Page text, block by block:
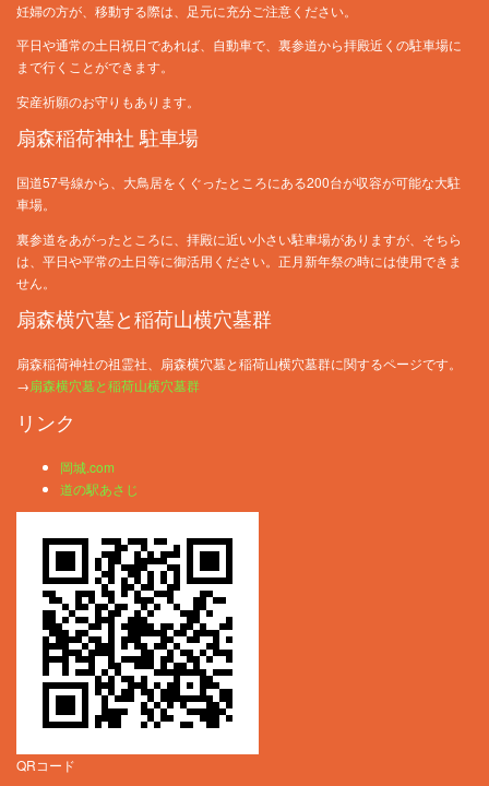
妊婦の方が、移動する際は、足元に充分ご注意ください。
平日や通常の土日祝日であれば、自動車で、裏参道から拝殿近くの駐車場に
まで行くことができます。
安産祈願のお守りもあります。
扇森稲荷神社 駐車場
国道57号線から、大鳥居をくぐったところにある200台が収容が可能な大駐
車場。
裏参道をあがったところに、拝殿に近い小さい駐車場がありますが、そちら
は、平日や平常の土日等に御活用ください。正月新年祭の時には使用できま
せん。
扇森横穴墓と稲荷山横穴墓群
扇森稲荷神社の祖霊社、扇森横穴墓と稲荷山横穴墓群に関するページです。
→扇森横穴墓と稲荷山横穴墓群
リンク
岡城.com
道の駅あさじ
QRコード